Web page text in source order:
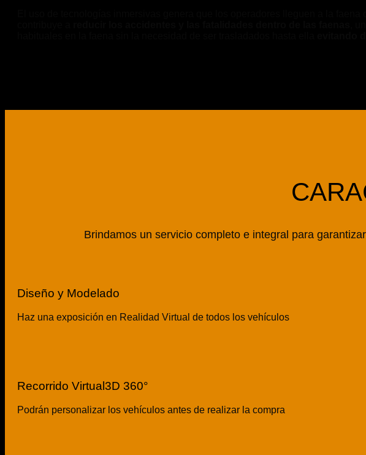
Brindamos un servicio completo e integral para
Diseño y Modelado
Haz una exposición en Realidad Virtual de todos los vehículos
Recorrido Virtual3D 360°
Podrán personalizar los vehículos antes de realizar la compra